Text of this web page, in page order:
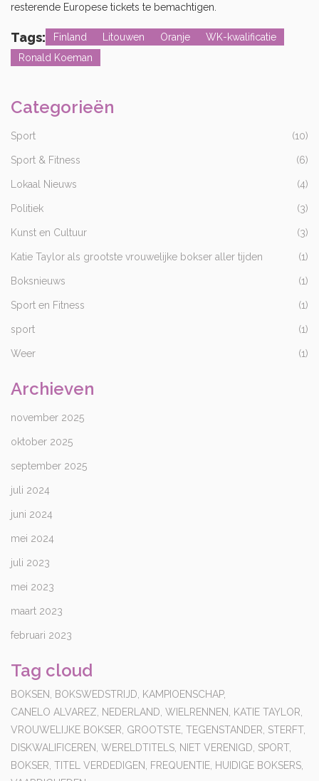
resterende Europese tickets te bemachtigen.
Tags: Finland Litouwen Oranje
WK-kwalificatie
Ronald Koeman
Categorieën
Sport (10)
Sport & Fitness (6)
Lokaal Nieuws (4)
Politiek (3)
Kunst en Cultuur (3)
Katie Taylor als grootste vrouwelijke bokser aller tijden (1)
Boksnieuws (1)
Sport en Fitness (1)
sport (1)
Weer (1)
Archieven
november 2025
oktober 2025
september 2025
juli 2024
juni 2024
mei 2024
juli 2023
mei 2023
maart 2023
februari 2023
Tag cloud
BOKSEN, BOKSWEDSTRIJD,
KAMPIOENSCHAP,
CANELO ALVAREZ,
NEDERLAND, WIELRENNEN,
KATIE TAYLOR,
VROUWELIJKE BOKSER, GROOTSTE, TEGENSTANDER, STERFT,
DISKWALIFICEREN, WERELDTITELS, NIET VERENIGD, SPORT,
BOKSER, TITEL VERDEDIGEN, FREQUENTIE, HUIDIGE BOKSERS,